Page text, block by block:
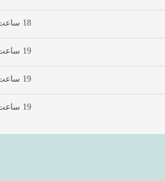
18 ساعت پیش
19 ساعت پیش
19 ساعت پیش
19 ساعت پیش